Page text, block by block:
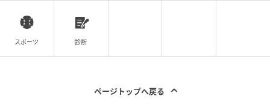
スポーツ 診断
ページトップへ戻る